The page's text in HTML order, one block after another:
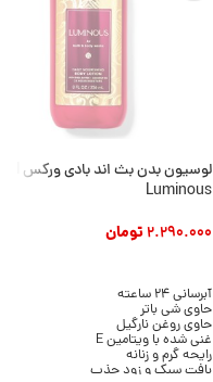
Luminous
2.290.000تومان
آبرسانی 24 ساعته
حاوی شی باتر
حاوی روغن نارگیل
غنی شده با ویتامین E
رایحه گرم و زنانه
بافت سبک و زود جذب